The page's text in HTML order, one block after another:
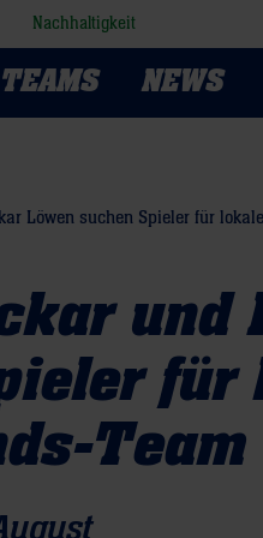
Nachhaltigkeit
TEAMS NEWS
Löwen suchen Spieler für
und
für
Team